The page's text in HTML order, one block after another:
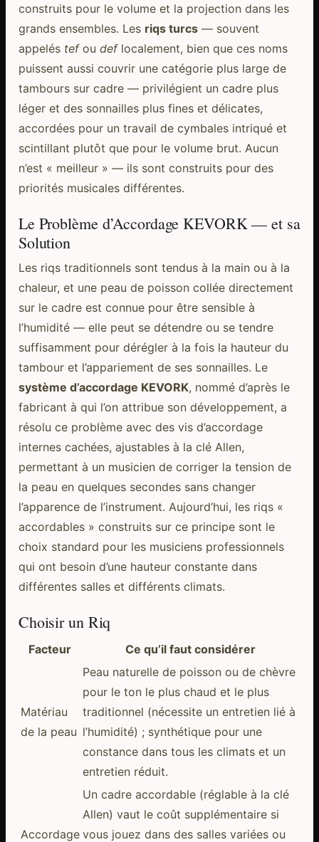
construits pour le volume et la projection dans les
grands ensembles. Les riqs turcs— souvent
appelés tefou deflocalement, bien que ces noms
puissent aussi couvrir une catégorie plus large de
tambours sur cadre — privilégient un cadre plus
léger et des sonnailles plus fines et délicates,
accordées pour un travail de cymbales intriqué et
scintillant plutôt que pour le volume brut. Aucun
n’est « meilleur » — ils sont construits pour des
priorités musicales différentes.
Le Problème d’Accordage KEVORK — et sa
Solution
Les riqs traditionnels sont tendus à la main ou à la
chaleur, et une peau de poisson collée directement
sur le cadre est connue pour être sensible à
l’humidité — elle peut se détendre ou se tendre
suffisamment pour dérégler à la fois la hauteur du
tambour et l’appariement de ses sonnailles. Le
système d’accordage KEVORK, nommé d’après le
fabricant à qui l’on attribue son développement, a
résolu ce problème avec des vis d’accordage
internes cachées, ajustables à la clé Allen,
permettant à un musicien de corriger la tension de
la peau en quelques secondes sans changer
l’apparence de l’instrument. Aujourd’hui, les riqs «
accordables » construits sur ce principe sont le
choix standard pour les musiciens professionnels
qui ont besoin d’une hauteur constante dans
différentes salles et différents climats.
Choisir un Riq
Facteur Ce qu’il faut considérer
Matériau
de la peau
Peau naturelle de poisson ou de chèvre
pour le ton le plus chaud et le plus
traditionnel (nécessite un entretien lié à
l’humidité) ; synthétique pour une
constance dans tous les climats et un
entretien réduit.
Accordage
Un cadre accordable (réglable à la clé
Allen) vaut le coût supplémentaire si
vous jouez dans des salles variées ou